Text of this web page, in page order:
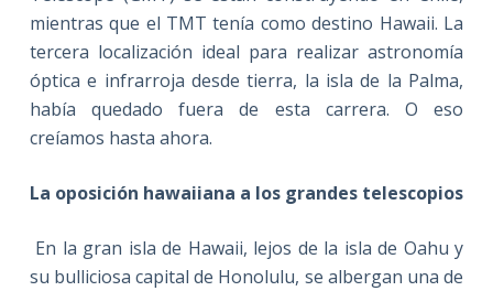
mientras que el TMT tenía como destino Hawaii. La
tercera localización ideal para realizar astronomía
óptica e infrarroja desde tierra, la isla de la Palma,
había quedado fuera de esta carrera. O eso
creíamos hasta ahora.
La oposición hawaiiana a los grandes telescopios
En la gran isla de Hawaii, lejos de la isla de Oahu y
su bulliciosa capital de Honolulu, se albergan una de